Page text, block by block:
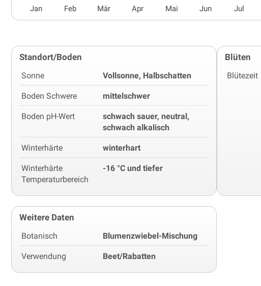
Jan Feb Mär Apr Mai Jun Jul
Standort/Boden
Sonne Vollsonne, Halbschatten
Boden Schwere mittelschwer
Boden pH-Wert
schwach sauer, neutral,
schwach alkalisch
Winterhärte winterhart
Winterhärte
Temperaturbereich
-16 °C und tiefer
Blüten
Blütezeit
Weitere Daten
Botanisch Blumenzwiebel-Mischung
Verwendung Beet/Rabatten